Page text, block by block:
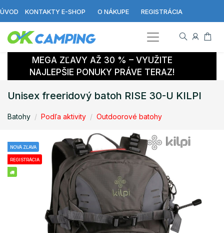
ÚVOD KONTAKTY E-SHOP O NÁKUPE REGISTRÁCIA
MEGA ZĽAVY AŽ 30 % – VYUŽITE
NAJLEPŠIE PONUKY PRÁVE TERAZ!
Unisex freeridový batoh RISE 30-U KILPI
Batohy Podľa aktivity Outdoorové batohy
NOVÁ ZĽAVA
REGISTRÁCIA